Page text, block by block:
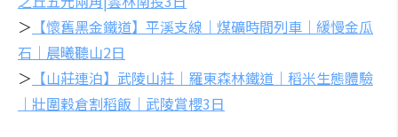
＞ 【懷舊黑金鐵道】平溪支線｜煤礦時間列車｜緩慢金瓜
石｜晨曦聽山2日
＞ 【山莊連泊】武陵山莊｜羅東森林鐵道｜稻米生態體驗
｜壯圍穀倉割稻飯｜武陵賞櫻3日